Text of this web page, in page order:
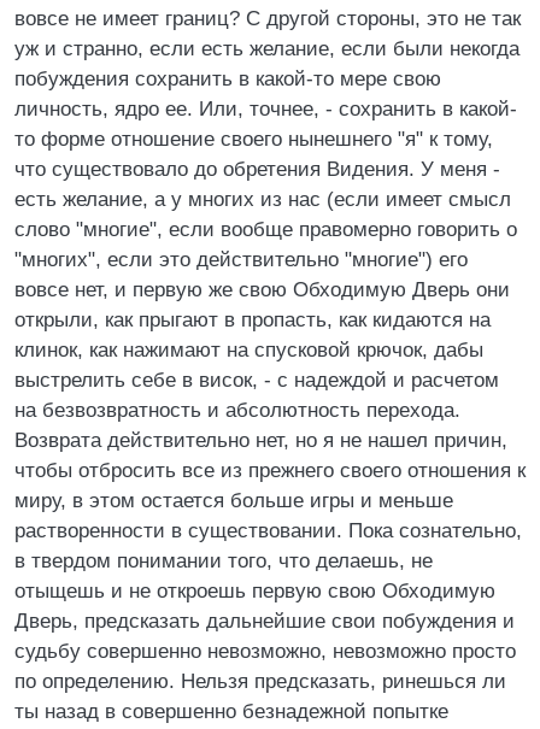
вовсе не имеет границ? С другой стороны, это не так
уж и странно, если есть желание, если были некогда
побуждения сохранить в какой-то мере свою
личность, ядро ее. Или, точнее, - сохранить в какой-
то форме отношение своего нынешнего "я" к тому,
что существовало до обретения Видения. У меня -
есть желание, а у многих из нас (если имеет смысл
слово "многие", если вообще правомерно говорить о
"многих", если это действительно "многие") его
вовсе нет, и первую же свою Обходимую Дверь они
открыли, как прыгают в пропасть, как кидаются на
клинок, как нажимают на спусковой крючок, дабы
выстрелить себе в висок, - с надеждой и расчетом
на безвозвратность и абсолютность перехода.
Возврата действительно нет, но я не нашел причин,
чтобы отбросить все из прежнего своего отношения к
миру, в этом остается больше игры и меньше
растворенности в существовании. Пока сознательно,
в твердом понимании того, что делаешь, не
отыщешь и не откроешь первую свою Обходимую
Дверь, предсказать дальнейшие свои побуждения и
судьбу совершенно невозможно, невозможно просто
по определению. Нельзя предсказать, ринешься ли
ты назад в совершенно безнадежной попытке